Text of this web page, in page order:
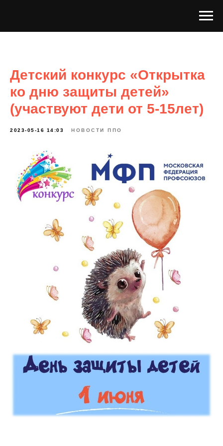
Детский конкурс «Открытка
ко дню защиты детей»
(участвуют дети от 5-15лет)
2023-05-16 14:03 НОВОСТИ ППО